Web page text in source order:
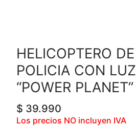
HELICOPTERO DE
POLICIA CON LUZ
“POWER PLANET”
$ 39.990
Los precios NO incluyen IVA